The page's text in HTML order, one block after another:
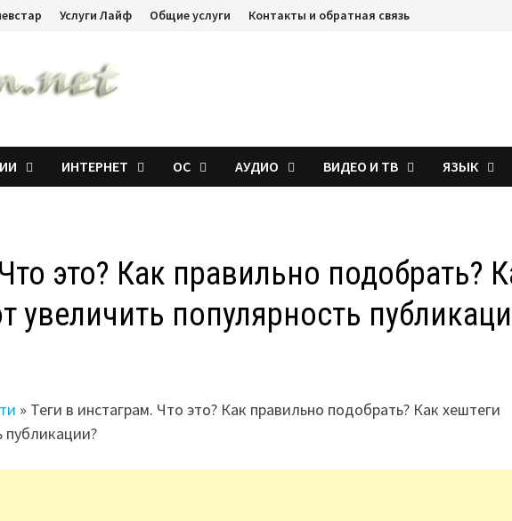
Услуги Лайф Общие услуги Контакты и обратная связь
ИНТЕРНЕТ ОС АУДИО ВИДЕО И ТВ ЯЗЫК
это? Как правильно подобрать?
увеличить популярность
» Теги в инстаграм. Что это? Как правильно подобрать? Как хештеги
публикации?